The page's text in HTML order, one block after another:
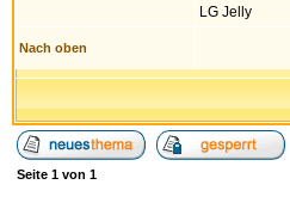
LG Jelly
Nach oben
Seite 1 von 1